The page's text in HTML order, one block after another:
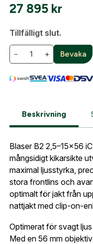
27 895 kr
Tillfälligt slut.
− + Bevaka
Beskrivning
Blaser B2 2,5–15x56
mångsidigt kikarsikte
maximal ljusstyrka,
stora frontlins och
optimalt för jakt från
nattjakt med clip-on-
Optimerat för svagt
Med en 56 mm
Skapa konto
Fyll i dina företags-
formuläret så
skapat. I vår FAQ